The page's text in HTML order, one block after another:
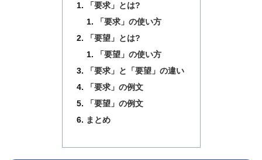
「要求」とは?
「要求」の使い方
「要望」とは?
「要望」の使い方
「要求」と「要望」の違い
「要求」の例文
「要望」の例文
まとめ